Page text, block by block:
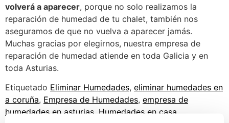
volverá a aparecer, porque no solo realizamos la
reparación de humedad de tu chalet, también nos
aseguramos de que no vuelva a aparecer jamás.
Muchas gracias por elegirnos, nuestra empresa de
reparación de humedad atiende en toda Galicia y en
toda Asturias.
Etiquetado Eliminar Humedades, eliminar humedades en
a coruña, Empresa de Humedades, empresa de
humedades en asturias Humedades en casa